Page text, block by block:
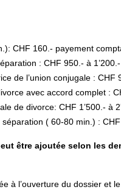
CHF 160.- payement
: CHF 950.- à 1’200.-
de l’union conjugale : CHF
avec accord complet :
de divorce: CHF 1’500.- à
séparation ( 60-80 min.) :
être ajoutée selon les
à l’ouverture du dossier et